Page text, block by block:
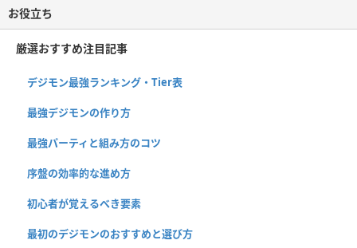
お役立ち
厳選おすすめ注目記事
デジモン最強ランキング・Tier表
最強デジモンの作り方
最強パーティと組み方のコツ
序盤の効率的な進め方
初心者が覚えるべき要素
最初のデジモンのおすすめと選び方